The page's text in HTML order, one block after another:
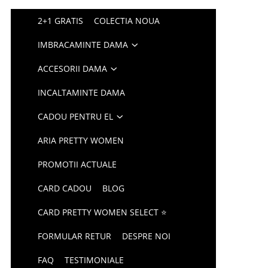
2+1 GRATIS COLECTIA NOUA
IMBRACAMINTE DAMA
ACCESORII DAMA
INCALTAMINTE DAMA
CADOU PENTRU EL
ARIA PRETTY WOMEN
PROMOTII ACTUALE
CARD CADOU BLOG
CARD PRETTY WOMEN SELECT ⭐
FORMULAR RETUR DESPRE NOI
FAQ TESTIMONIALE